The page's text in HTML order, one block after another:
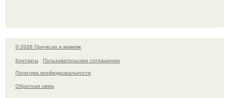
© 2026 Прическа и макияж
Контакты
Пользовательское соглашение
Политика конфидециальности
Обратная связь